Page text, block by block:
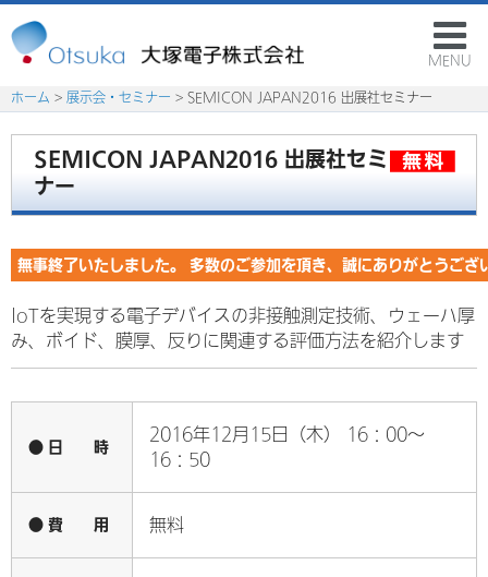
MENU
ホーム > 展示会・セミナー > SEMICON JAPAN2016 出展社セミナー
SEMICON JAPAN2016 出展社セミ
ナー
無事終了いたしました。 多数のご参加を頂き、誠にありがとうござ
IoTを実現する電子デバイスの非接触測定技術、ウェーハ厚
み、ボイド、膜厚、反りに関連する評価方法を紹介します
● 日 時
2016年12月15日（木） 16：00～
16：50
● 費 用 無料